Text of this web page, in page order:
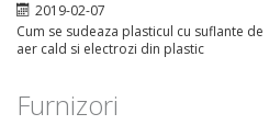
2019-02-07
Cum se sudeaza plasticul cu suflante de
aer cald si electrozi din plastic
Furnizori